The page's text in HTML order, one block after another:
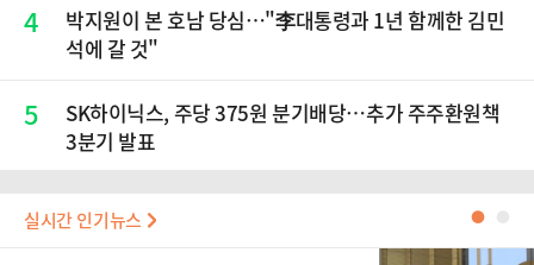
4
박지원이 본 호남 당심…"李대통령과 1년 함께한 김민
석에 갈 것"
5
SK하이닉스, 주당 375원 분기배당…추가 주주환원책
3분기 발표
실시간 인기뉴스 ●